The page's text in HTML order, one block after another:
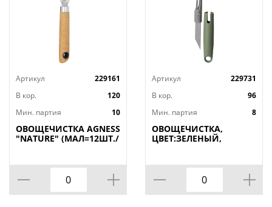
Артикул
229161
В кор.
120
Мин. партия
10
ОВОЩЕЧИСТКА AGNESS
"NATURE" (МАЛ=12ШТ./
Артикул
229731
В кор.
96
Мин. партия
8
ОВОЩЕЧИСТКА,
ЦВЕТ:ЗЕЛЕНЫЙ,